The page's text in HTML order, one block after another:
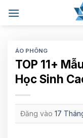
qua
ÁO PHÔNG
TOP 11+
Học Sinh
Đăng vào 17